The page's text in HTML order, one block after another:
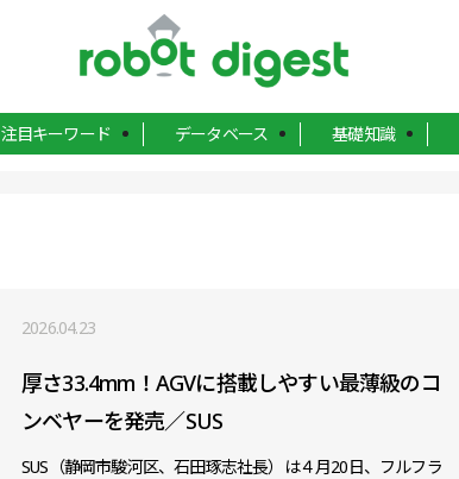
注目キーワード データベース 基礎知識
2026.04.23
厚さ33.4mm！AGVに搭載しやすい最薄級のコ
ンベヤーを発売／SUS
SUS（静岡市駿河区、石田琢志社長）は４月20日、フルフラ